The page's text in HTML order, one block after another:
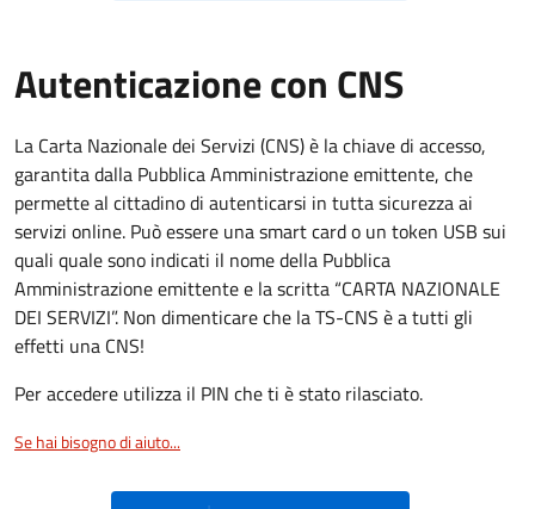
Autenticazione con CNS
La Carta Nazionale dei Servizi (CNS) è la chiave di accesso,
garantita dalla Pubblica Amministrazione emittente, che
permette al cittadino di autenticarsi in tutta sicurezza ai
servizi online. Può essere una smart card o un token USB sui
quali quale sono indicati il nome della Pubblica
Amministrazione emittente e la scritta “CARTA NAZIONALE
DEI SERVIZI”. Non dimenticare che la TS-CNS è a tutti gli
effetti una CNS!
Per accedere utilizza il PIN che ti è stato rilasciato.
Se hai bisogno di aiuto...